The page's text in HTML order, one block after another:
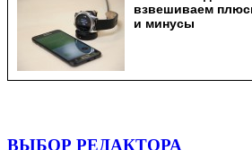
ВЫБОР РЕДАКТОРА